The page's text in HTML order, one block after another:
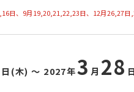
日、9月19,20,21,22,23日、12月26,27日
日(木) 〜 2027年3 月 28